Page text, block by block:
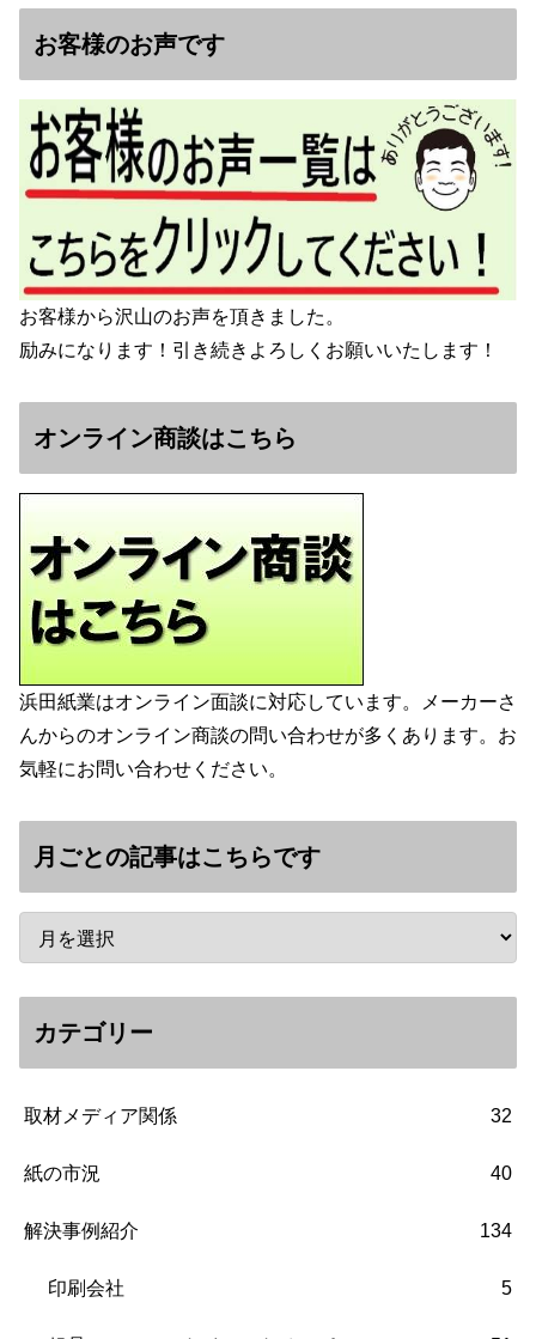
お客様のお声です
お客様から沢山のお声を頂きました。
励みになります！引き続きよろしくお願いいたします！
オンライン商談はこちら
浜田紙業はオンライン面談に対応しています。メーカーさ
んからのオンライン商談の問い合わせが多くあります。お
気軽にお問い合わせください。
月ごとの記事はこちらです
カテゴリー
取材メディア関係 32
紙の市況 40
解決事例紹介 134
印刷会社 5